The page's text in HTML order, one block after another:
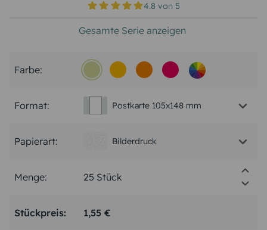
4.8 von5
Gesamte Serie anzeigen
Farbe:
Format: Postkarte 105x148 mm
Papierart: Bilderdruck
Menge:
Stückpreis: 1,55 €